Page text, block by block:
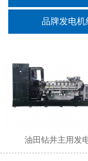
品牌发电机
油田钻井主用发